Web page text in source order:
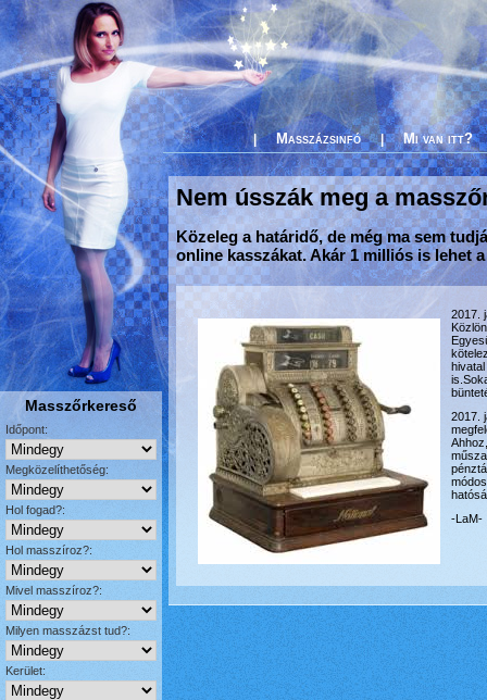
Masszőrkereső
Időpont:
Megközelíthetőség:
Hol fogad?:
Hol masszíroz?:
Mivel masszíroz?:
Milyen masszázst tud?:
Kerület:
| Masszázsinfó | Mi van itt?
Nem ússzák meg a
Közeleg a határidő, de még ma sem
online kasszákat. Akár 1 milliós is lehet
2017.
2017.
-LaM-